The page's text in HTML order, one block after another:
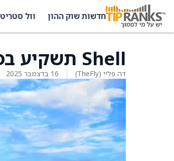
חדשות שוק ההון וול סטריט
Shell תשקיע בפרויקט הזרקת מים בשדה Kaikias
דה פליי (TheFly) 16 בדצמבר 2025